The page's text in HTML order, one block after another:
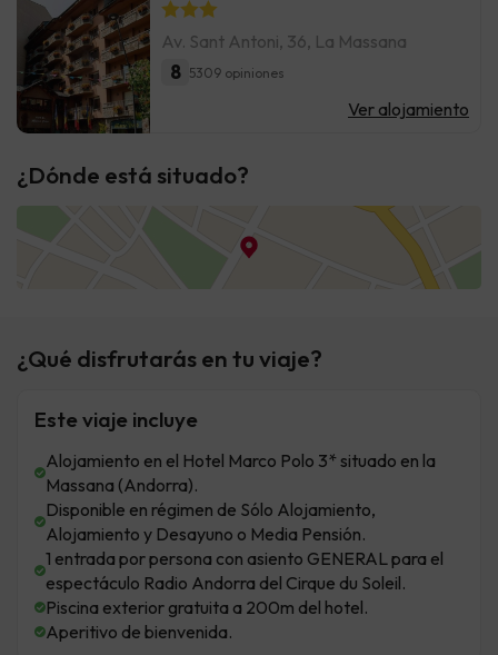
Av. Sant Antoni, 36, La Massana
8 5309 opiniones
Ver alojamiento
¿Dónde está situado?
¿Qué disfrutarás en tu viaje?
Este viaje incluye
Alojamiento en el Hotel Marco Polo 3* situado en la
Massana (Andorra).
Disponible en régimen de Sólo Alojamiento,
Alojamiento y Desayuno o Media Pensión.
1 entrada por persona con asiento GENERAL para el
espectáculo Radio Andorra del Cirque du Soleil.
Piscina exterior gratuita a 200m del hotel.
Aperitivo de bienvenida.